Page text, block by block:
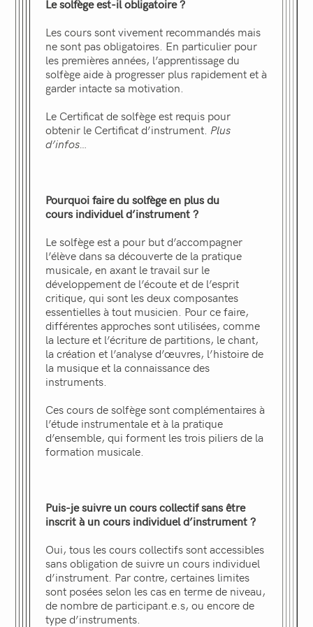
Le solfège est-il obligatoire ?
Les cours sont vivement recommandés mais
ne sont pas obligatoires. En particulier pour
les premières années, l’apprentissage du
solfège aide à progresser plus rapidement et à
garder intacte sa motivation.
Le Certificat de solfège est requis pour
obtenir le Certificat d’instrument. Plus
d’infos…
Pourquoi faire du solfège en plus du
cours individuel d’instrument ?
Le solfège est a pour but d’accompagner
l’élève dans sa découverte de la pratique
musicale, en axant le travail sur le
développement de l’écoute et de l’esprit
critique, qui sont les deux composantes
essentielles à tout musicien. Pour ce faire,
différentes approches sont utilisées, comme
la lecture et l’écriture de partitions, le chant,
la création et l’analyse d’œuvres, l’histoire de
la musique et la connaissance des
instruments.
Ces cours de solfège sont complémentaires à
l’étude instrumentale et à la pratique
d’ensemble, qui forment les trois piliers de la
formation musicale.
Puis-je suivre un cours collectif sans être
inscrit à un cours individuel d’instrument ?
Oui, tous les cours collectifs sont accessibles
sans obligation de suivre un cours individuel
d’instrument. Par contre, certaines limites
sont posées selon les cas en terme de niveau,
de nombre de participant.e.s, ou encore de
type d’instruments.